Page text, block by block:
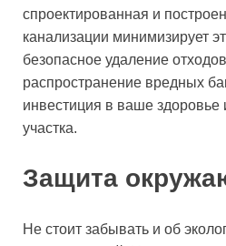
спроектированная и
канализации минимизирует
безопасное удаление
распространение вредных
инвестиция в ваше здоровье
участка.
Защита
Не стоит забывать и об